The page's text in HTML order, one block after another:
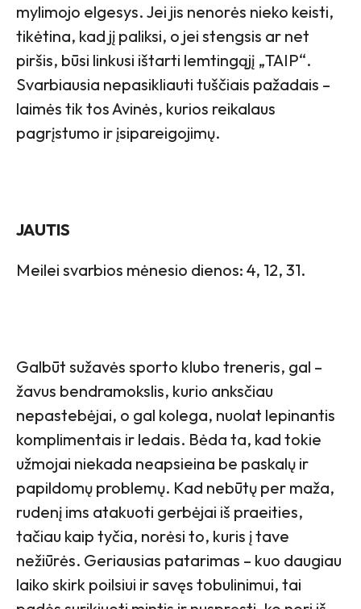
mylimojo elgesys. Jei jis nenorės nieko keisti,
tikėtina, kad jį paliksi, o jei stengsis ar net
piršis, būsi linkusi ištarti lemtingąjį „TAIP“.
Svarbiausia nepasikliauti tuščiais pažadais –
laimės tik tos Avinės, kurios reikalaus
pagrįstumo ir įsipareigojimų.
JAUTIS
Meilei svarbios mėnesio dienos: 4, 12, 31.
Galbūt sužavės sporto klubo treneris, gal –
žavus bendramokslis, kurio anksčiau
nepastebėjai, o gal kolega, nuolat lepinantis
komplimentais ir ledais. Bėda ta, kad tokie
užmojai niekada neapsieina be paskalų ir
papildomų problemų. Kad nebūtų per maža,
rudenį ims atakuoti gerbėjai iš praeities,
tačiau kaip tyčia, norėsi to, kuris į tave
nežiūrės. Geriausias patarimas – kuo daugiau
laiko skirk poilsiui ir savęs tobulinimui, tai